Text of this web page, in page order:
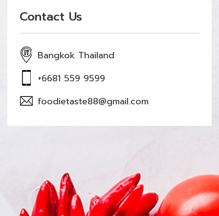
Contact Us
Bangkok Thailand
+6681 559 9599
foodietaste88@gmail.com